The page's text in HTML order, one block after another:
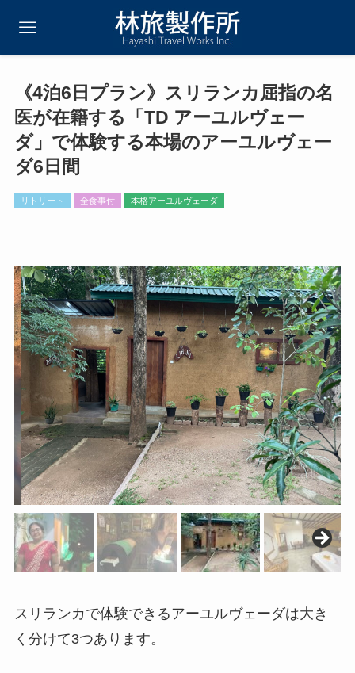
《4泊6日プラン》スリランカ屈指の名
医が在籍する「TD アーユルヴェー
ダ」で体験する本場のアーユルヴェー
ダ6日間
リトリート 全食事付 本格アーユルヴェーダ
スリランカで体験できるアーユルヴェーダは大き
く分けて3つあります。